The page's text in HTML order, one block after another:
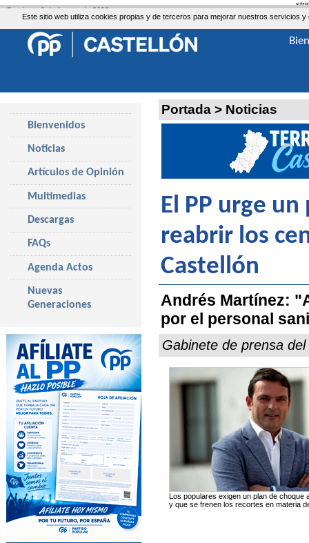
Este sitio web utiliza cookies propias y de terceros para mejorar nuestros servicios
Portada > Noticias
El PP urge
reabrir los
Castellón
Andrés Martínez:
por el personal
Gabinete de prensa
Los populares exigen un plan de choque
y que se frenen los recortes en materia
Bienvenidos
Noticias
Artículos de Opinión
Multimedias
Descargas
FAQs
Agenda Actos
Nuevas
Generaciones
Domingo, 9 de Agosto de 2026